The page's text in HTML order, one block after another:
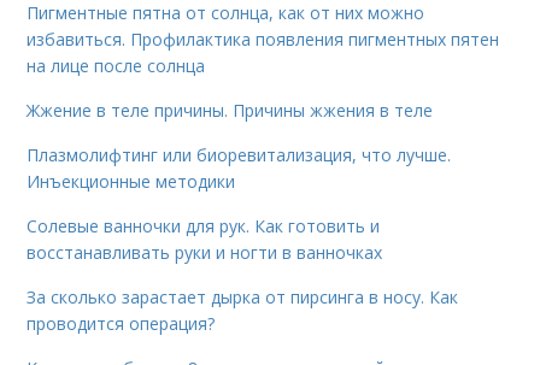
Пигментные пятна от солнца, как от них можно
избавиться. Профилактика появления пигментных пятен
на лице после солнца
Жжение в теле причины. Причины жжения в теле
Плазмолифтинг или биоревитализация, что лучше.
Инъекционные методики
Солевые ванночки для рук. Как готовить и
восстанавливать руки и ногти в ванночках
За сколько зарастает дырка от пирсинга в носу. Как
проводится операция?